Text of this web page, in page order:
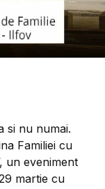
si nu numai.
Familiei cu
un eveniment
martie cu